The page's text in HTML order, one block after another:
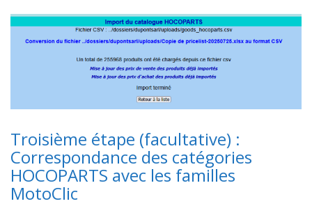
Troisième étape (facultative) :
Correspondance des catégories
HOCOPARTS avec les familles
MotoClic